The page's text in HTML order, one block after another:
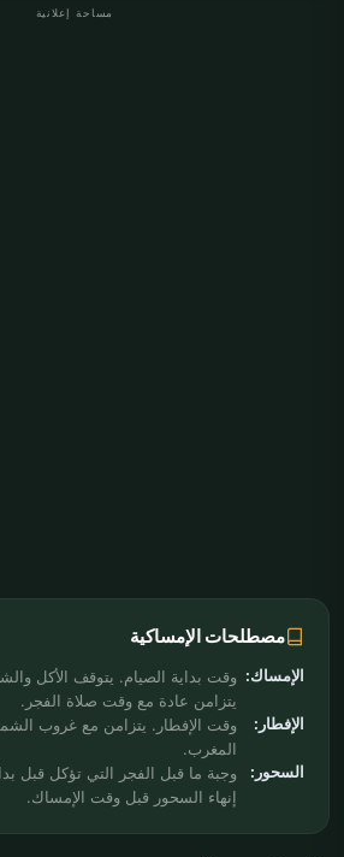
مساحة إعلانية
مصطلحات الإمساكية
الإمساك: وقت بداية الصيام. يتوقف الأكل
يتزامن عادة مع وقت صلاة الفجر.
الإفطار:
وقت الإفطار. يتزامن مع غروب
المغرب.
السحور:
وجبة ما قبل الفجر التي تؤكل قبل
إنهاء السحور قبل وقت الإمساك.